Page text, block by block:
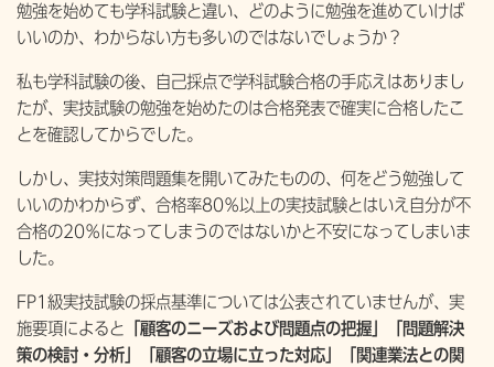
勉強を始めても学科試験と違い、どのように勉強を進めていけば
いいのか、わからない方も多いのではないでしょうか？
私も学科試験の後、自己採点で学科試験合格の手応えはありまし
たが、実技試験の勉強を始めたのは合格発表で確実に合格したこ
とを確認してからでした。
しかし、実技対策問題集を開いてみたものの、何をどう勉強して
いいのかわからず、合格率80％以上の実技試験とはいえ自分が不
合格の20％になってしまうのではないかと不安になってしまいま
した。
FP1級実技試験の採点基準については公表されていませんが、実
施要項によると
「顧客のニーズおよび問題点の把握」
「問題解決
策の検討・分析」「顧客の立場に立った対応」
「関連業法との関